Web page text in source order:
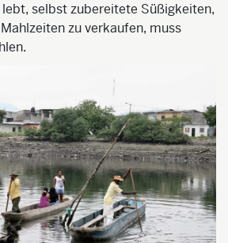
selbst zubereitete Süßigkeiten,
zu verkaufen, muss